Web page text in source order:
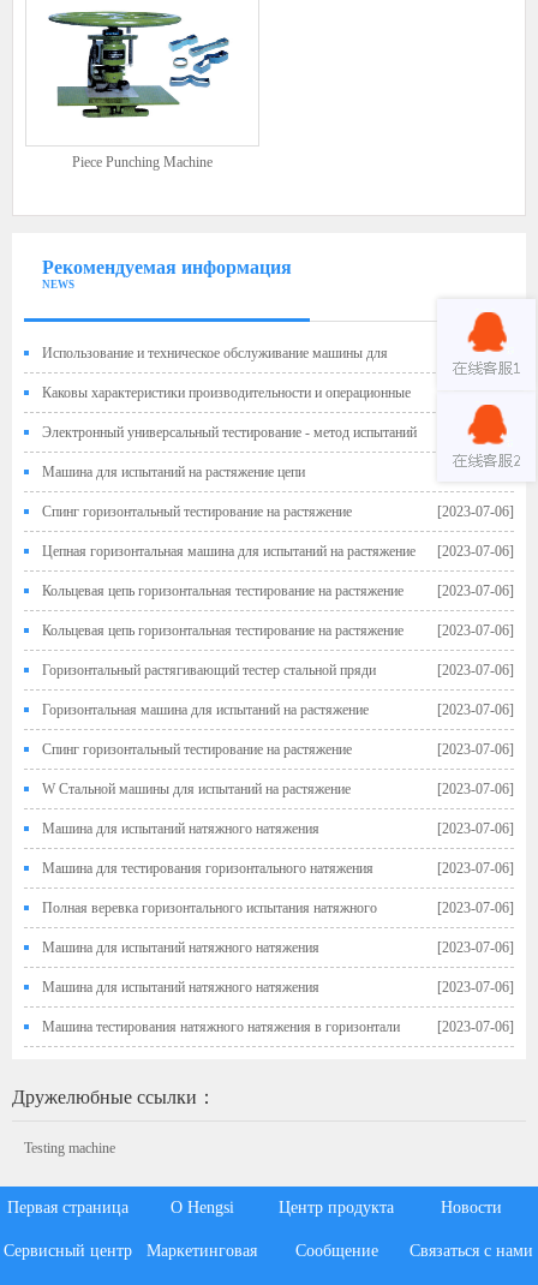
Piece Punching Machine
Рекомендуемая информация
NEWS
[2023-08-16]
Использование и техническое обслуживание машины для
тестирования давления
Каковы характеристики производительности и операционные
меры предосторожности у машин с высокой и низкой температурой? [2023-07-17]
Электронный универсальный тестирование - метод испытаний
для прочности сдвига растягивания резиновой и металлической связи [2023-07-06]
Машина для испытаний на растяжение цепи
[2023-07-06]
Спинг горизонтальный тестирование на растяжение
[2023-07-06]
Цепная горизонтальная машина для испытаний на растяжение
[2023-07-06]
Кольцевая цепь горизонтальная тестирование на растяжение
[2023-07-06]
Кольцевая цепь горизонтальная тестирование на растяжение
[2023-07-06]
Горизонтальный растягивающий тестер стальной пряди
[2023-07-06]
Горизонтальная машина для испытаний на растяжение
[2023-07-06]
Спинг горизонтальный тестирование на растяжение
[2023-07-06]
W Стальной машины для испытаний на растяжение
[2023-07-06]
Машина для испытаний натяжного натяжения
[2023-07-06]
Машина для тестирования горизонтального натяжения
[2023-07-06]
Полная веревка горизонтального испытания натяжного
натяжения [2023-07-06]
Машина для испытаний натяжного натяжения
[2023-07-06]
Машина для испытаний натяжного натяжения
[2023-07-06]
Машина тестирования натяжного натяжения в горизонтали
Дружелюбные ссылки：
Testing machine
Первая страница О Hengsi Центр продукта Новости
Сервисный центр Маркетинговая Сообщение Связаться с нами